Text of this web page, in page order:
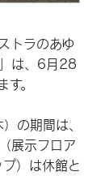
トラのあゆ
は、6月28
。
の期間は、
展示フロア
）は休館と